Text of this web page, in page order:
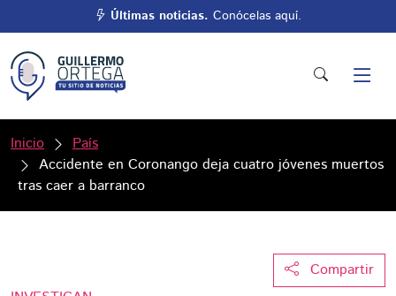
Últimas noticias. Conócelas aquí.
Inicio
País
Accidente en Coronango deja cuatro jóvenes muertos
tras caer a barranco
Compartir